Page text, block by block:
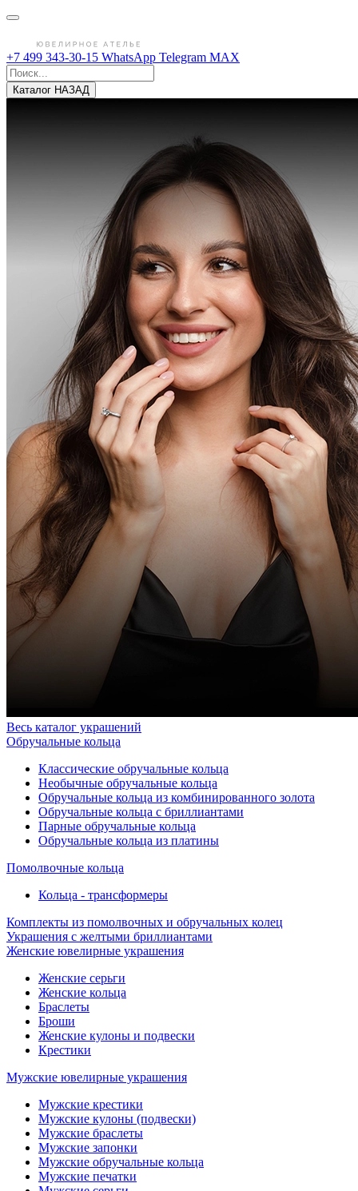
+7 499 343-30-15 WhatsApp Telegram MAX
Каталог НАЗАД
Весь каталог украшений
Обручальные кольца
Классические обручальные кольца
Необычные обручальные кольца
Обручальные кольца из комбинированного золота
Обручальные кольца с бриллиантами
Парные обручальные кольца
Обручальные кольца из платины
Помолвочные кольца
Кольца - трансформеры
Комплекты из помолвочных и обручальных колец
Украшения с желтыми бриллиантами
Женские ювелирные украшения
Женские серьги
Женские кольца
Браслеты
Броши
Женские кулоны и подвески
Крестики
Мужские ювелирные украшения
Мужские крестики
Мужские кулоны (подвески)
Мужские браслеты
Мужские запонки
Мужские обручальные кольца
Мужские печатки